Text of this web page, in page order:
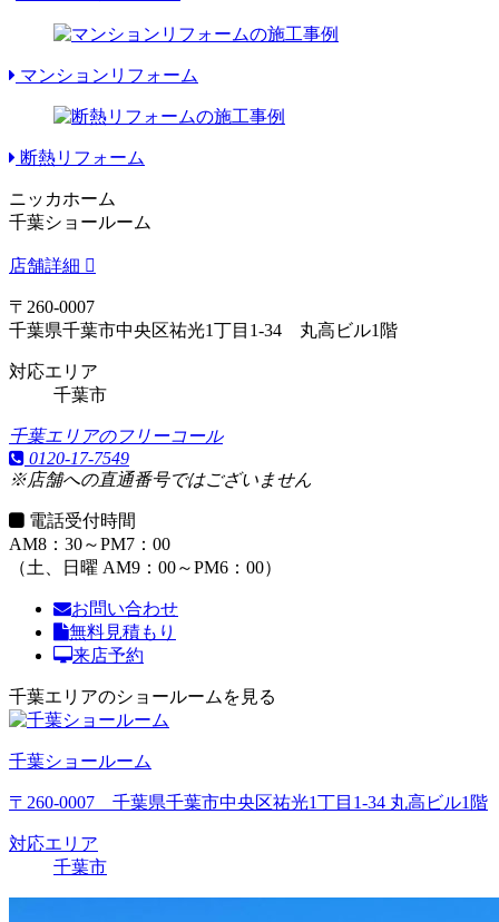
マンションリフォーム
断熱リフォーム
ニッカホーム
千葉ショールーム
店舗詳細
〒260-0007
千葉県千葉市中央区祐光1丁目1-34 丸高ビル1階
対応エリア
千葉市
千葉エリアのフリーコール
0120-17-7549
※店舗への直通番号ではございません
電話受付時間
AM8：30～PM7：00
（土、日曜 AM9：00～PM6：00）
お問い合わせ
無料見積もり
来店予約
千葉エリアのショールームを見る
千葉ショールーム
〒260-0007 千葉県千葉市中央区祐光1丁目1-34 丸高ビル1階
対応エリア
千葉市